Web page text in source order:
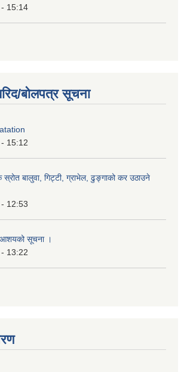
15:14
बोलपत्र सूचना
15:12
बालुवा, गिट्टी, ग्राभेल, ढुङ्गाको कर उठाउने
12:53
आशयको सूचना ।
13:22